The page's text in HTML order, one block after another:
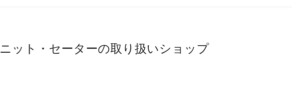
ニット・セーターの取り扱いショップ